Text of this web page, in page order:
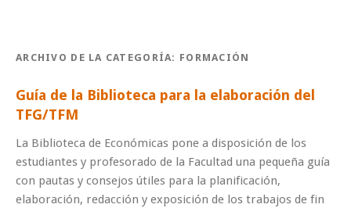
ARCHIVO DE LA CATEGORÍA: FORMACIÓN
Guía de la Biblioteca para la elaboración del
TFG/TFM
La Biblioteca de Económicas pone a disposición de los
estudiantes y profesorado de la Facultad una pequeña guía
con pautas y consejos útiles para la planificación,
elaboración, redacción y exposición de los trabajos de fin